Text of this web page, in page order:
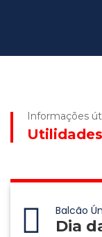
Informações
Balcão
Dia